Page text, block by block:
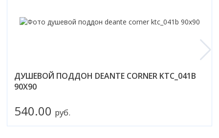
Способ открывания
С открывающейся дверью
Высокие
ДУШЕВОЙ ПОДДОН DEANTE CORNER KTC_041B
90X90
540.00 руб.